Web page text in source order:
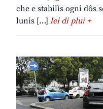
che e stabilìs ogni dôs
lunis […] lei di plui +